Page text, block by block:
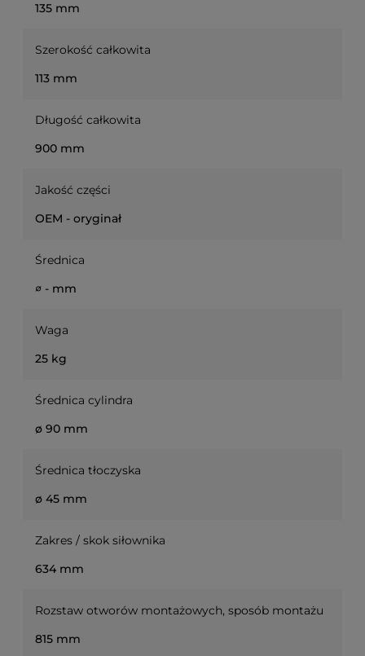
135 mm
Szerokość całkowita
113 mm
Długość całkowita
900 mm
Jakość części
OEM - oryginał
Średnica
∅ - mm
Waga
25 kg
Średnica cylindra
ø 90 mm
Średnica tłoczyska
ø 45 mm
Zakres / skok siłownika
634 mm
Rozstaw otworów montażowych, sposób montażu
815 mm